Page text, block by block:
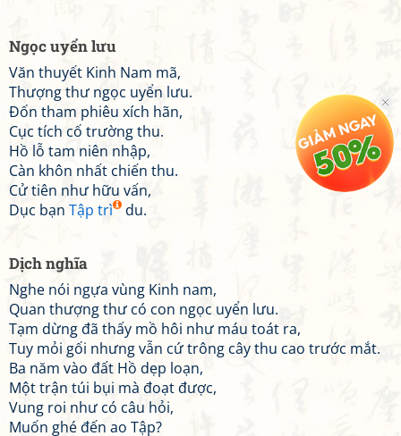
Ngọc uyển lưu
Văn thuyết Kinh Nam mã,
Thượng thư ngọc uyển lưu.
Đốn tham phiêu xích hãn,
Cục tích cố trường thu.
Hồ lỗ tam niên nhập,
Càn khôn nhất chiến thu.
Cử tiên như hữu vấn,
Dục bạn Tập trì du.
Dịch nghĩa
Nghe nói ngựa vùng Kinh nam,
Quan thượng thư có con ngọc uyển lưu.
Tạm dừng đã thấy mồ hôi như máu toát ra,
Tuy mỏi gối nhưng vẫn cứ trông cây thu cao trước mắt.
Ba năm vào đất Hồ dẹp loạn,
Một trận túi bụi mà đoạt được,
Vung roi như có câu hỏi,
Muốn ghé đến ao Tập?